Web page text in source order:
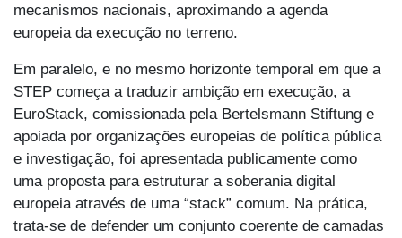
mecanismos nacionais, aproximando a agenda
europeia da execução no terreno.
Em paralelo, e no mesmo horizonte temporal em que a
STEP começa a traduzir ambição em execução, a
EuroStack, comissionada pela Bertelsmann Stiftung e
apoiada por organizações europeias de política pública
e investigação, foi apresentada publicamente como
uma proposta para estruturar a soberania digital
europeia através de uma “stack” comum. Na prática,
trata-se de defender um conjunto coerente de camadas